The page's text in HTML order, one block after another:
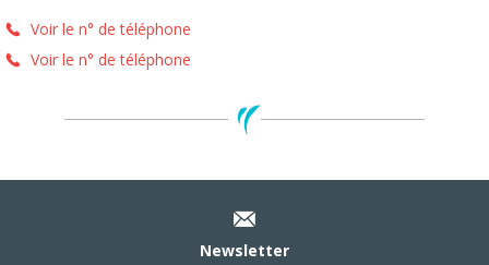
Voir le n° de téléphone
Voir le n° de téléphone
Newsletter